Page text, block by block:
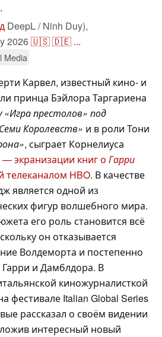
DeepL / Ninh Duy),
2026🇺🇸🇩🇪 ...
Media
Карвел, известный кино- и
принца Бэйлора Таргариена
«Игра престолов» под
Королевств» и в роли Тони
, сыграет Корнелиуса
— экранизации книг о Гарри
телеканалом HBO. В качестве
является одной из
фигур волшебного мира.
его роль становится всё
он отказывается
Волдеморта и постепенно
и Дамблдора. В
киножурналисткой
фестивале Italian Global Series
рассказал о своём видении
интересный новый